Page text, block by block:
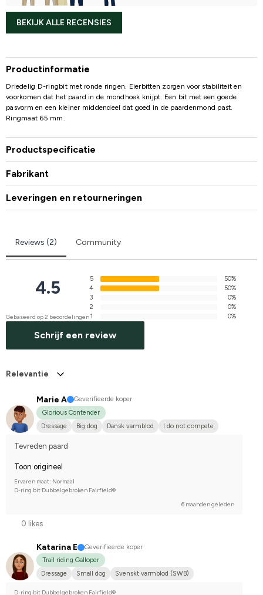
BEKIJK ALLE RECENSIES
Productinformatie
Driedelig D-ringbit met ronde ringen. Eierbitten zorgen voor stabiliteit en
voorkomen dat het paard in de mondhoek knijpt. Een bit met een goede
pasvorm en een kleiner middendeel dat goed in de paardenmond past.
Ringmaat 65 mm.
Productspecificatie
Fabrikant
Leveringen en retourneringen
Reviews (2) Community
4.5
Gebaseerd op 2 beoordelingen
5
50%
4
50%
3
0%
2
0%
1
0%
Schrijf een review
Relevantie
Marie A
Geverifieerde koper
Glorious Contender
Dressage
Big dog Dansk varmblod I do not compete
Tevreden paard
Toon origineel
Ervaren maat: Normaal
D-ring bit Dubbelgebroken Fairfield®
6 maanden geleden
0 likes
Katarina E
Geverifieerde koper
Trail riding Galloper
Dressage
Small dog Svenskt varmblod (SWB)
D-ring bit Dubbelgebroken Fairfield®